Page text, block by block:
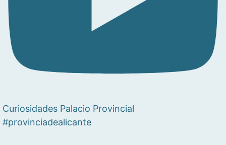
Curiosidades Palacio Provincial
#provinciadealicante